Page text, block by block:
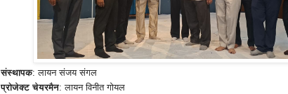
संस्थापक: लायन संजय संगल
प्रोजेक्ट चेयरमैन: लायन विनीत गोयल